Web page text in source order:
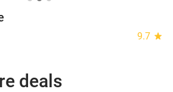
9.7 star
deals